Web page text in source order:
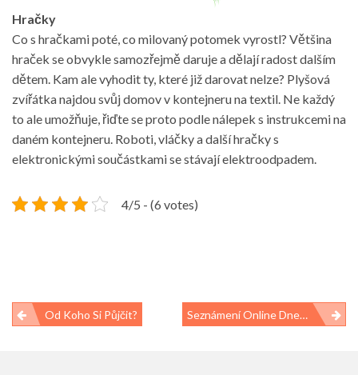
Hračky
Co s hračkami poté, co milovaný potomek vyrostl? Většina
hraček se obvykle samozřejmě daruje a dělají radost dalším
dětem. Kam ale vyhodit ty, které již darovat nelze? Plyšová
zvířátka najdou svůj domov v kontejneru na textil. Ne každý
to ale umožňuje, řiďte se proto podle nálepek s instrukcemi na
daném kontejneru. Roboti, vláčky a další hračky s
elektronickými součástkami se stávají elektroodpadem.
4/5 - (6 votes)
Navigace
Od Koho Si Půjčit? Seznámení Online Dnes Frčí